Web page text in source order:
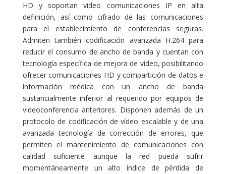
HD y soportan video comunicaciones IP en alta
definición, así como cifrado de las comunicaciones
para el establecimiento de conferencias seguras.
Admiten también codificación avanzada H.264 para
reducir el consumo de ancho de banda y cuentan con
tecnología específica de mejora de vídeo, posibilitando
ofrecer comunicaciones HD y compartición de datos e
información médica con un ancho de banda
sustancialmente inferior al requerido por equipos de
videoconferencia anteriores. Disponen además de un
protocolo de codificación de vídeo escalable y de una
avanzada tecnología de corrección de errores, que
permiten el mantenimiento de comunicaciones con
calidad suficiente aunque la red pueda sufrir
momentáneamente un alto índice de pérdida de